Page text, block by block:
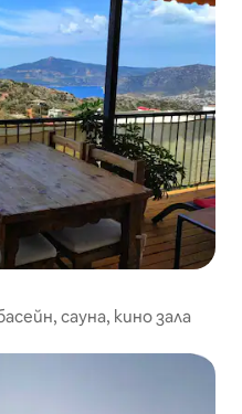
сауна, кино зала